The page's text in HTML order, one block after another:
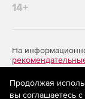
14+
На
предоставления
систематизации и
предпочтениям
Продолжая
вы соглашаетесь